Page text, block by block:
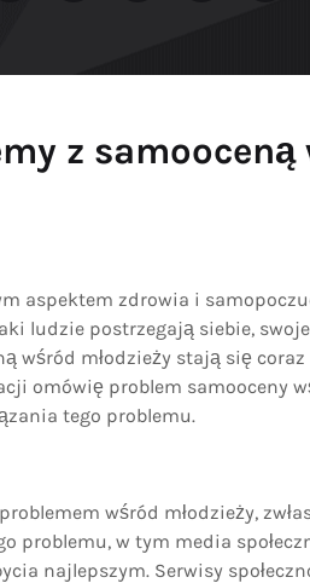
z samooceną
aspektem zdrowia i
ludzie postrzegają siebie,
wśród młodzieży stają się
omówię problem samooceny
tego problemu.
wśród młodzieży,
problemu, w tym media
najlepszym. Serwisy